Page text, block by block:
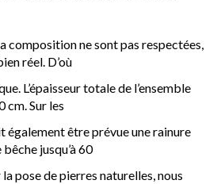
composition ne sont pas respectées,
réel. D’où
L’épaisseur totale de l’ensemble
cm. Sur les
également être prévue une rainure
jusqu’à 60
pose de pierres naturelles, nous